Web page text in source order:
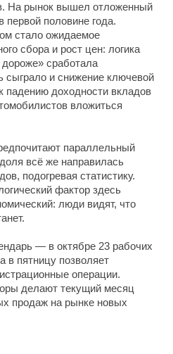
На рынок вышел отложенный
половине года.
стало ожидаемое
сбора и рост цен: логика
дороже» сработала
сыграло и снижение ключевой
падению доходности вкладов
вложиться
параллельный
всё же направилась
подогревая статистику.
фактор здесь
люди видят, что
— в октябре 23 рабочих
в пятницу позволяет
операции.
делают текущий месяц
продаж на рынке новых